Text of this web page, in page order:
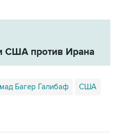
США против Ирана
Багер Галибаф США